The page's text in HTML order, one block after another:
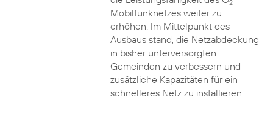
2
Mobilfunknetzes weiter zu
erhöhen. Im Mittelpunkt des
Ausbaus stand, die Netzabdeckung
in bisher unterversorgten
Gemeinden zu verbessern und
zusätzliche Kapazitäten für ein
schnelleres Netz zu installieren.